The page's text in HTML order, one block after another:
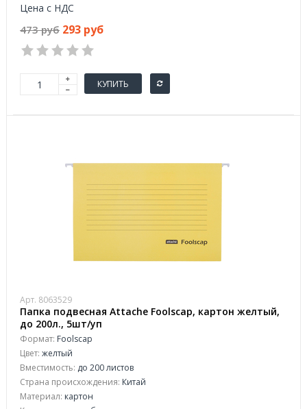
Цена с НДС
473 руб 293 руб
КУПИТЬ
Арт. 8063529
Папка подвесная Attache Foolscap, картон желтый,
до 200л., 5шт/уп
Формат: Foolscap
Цвет: желтый
Вместимость: до 200 листов
Страна происхождения: Китай
Материал: картон